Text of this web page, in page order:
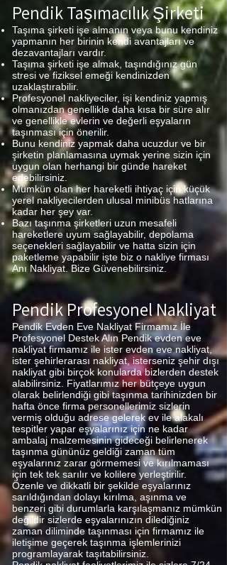
Pendik Taşımacılık Şirketi
Taşıma şirketi işe almanın veya bunu kendiniz
yapmanın her birinin kendi avantajları ve
dezavantajları vardır.
Taşıma şirketi işe almak, taşındığınız gün
stresi ve fiziksel emeği kendinizden
uzaklaştırabilir.
Profesyonel nakliyeciler, işi kendiniz yapmış
olmanızdan genellikle daha kısa bir süre alır
ve genellikle evlerin ve değerli eşyaların
taşınması için önerilir.
Bunu kendiniz yapmak daha ucuzdur ve bir
şirketin planlamasına uymak yerine sizin için
uygun olan herhangi bir günde hareket
edebilirsiniz.
Mümkün olan her hareketli ihtiyaç için küçük
yerel nakliyecilerden ulusal minibüs hatlarına
kadar her şey var.
Bazı taşınma şirketleri uzun mesafeli
hareketlere uyum sağlayabilir, depolama
seçenekleri sağlayabilir ve hatta sizin için
paketleme yapabilir işte biz o nakliye firması
Anı Nakliyat. Bize Güvenebilirsiniz.
Pendik Profesyonel Nakliyat
Pendik Evden Eve Nakliyat Firmamız İle
Profesyonel Destek Alın Pendik evden eve
nakliyat firmamız ile ister evden eve nakliyat,
ister şehirlerarası nakliyat, isterseniz şehir dışı
nakliyat gibi birçok konularda bizlerden destek
alabilirsiniz. Fiyatlarımız her bütçeye uygun
olarak belirlendiği gibi taşınma tarihinizden bir
hafta önce firma personellerimiz sizlerin
vermiş olduğu adrese gelerek ev ile alakalı
tespitler yapar eşyalarınız için ne kadar
ambalaj malzemesinin gideceği belirlenerek
taşınma gününüz geldiği zaman tüm
eşyalarınız zarar görmemesi ve kırılmaması
için tek tek sarılır ve kolilere yerleştirilir.
Özenle ve dikkatli bir şekilde eşyalarınız
sarıldığından dolayı kırılma, aşınma ve
benzeri gibi durumlarla karşılaşmanız mümkün
değildir sizlerde eşyalarınızın dilediğiniz
zaman diliminde taşınması için firmamız ile
iletişime geçerek taşınma işlemlerinizi
programlayarak taşıtabilirsiniz.